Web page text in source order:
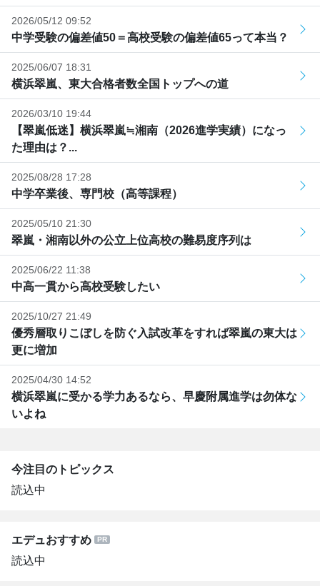
2026/05/12 09:52
中学受験の偏差値50＝高校受験の偏差値65って本当？
2025/06/07 18:31
横浜翠嵐、東大合格者数全国トップへの道
2026/03/10 19:44
【翠嵐低迷】横浜翠嵐≒湘南（2026進学実績）になっ
た理由は？...
2025/08/28 17:28
中学卒業後、専門校（高等課程）
2025/05/10 21:30
翠嵐・湘南以外の公立上位高校の難易度序列は
2025/06/22 11:38
中高一貫から高校受験したい
2025/10/27 21:49
優秀層取りこぼしを防ぐ入試改革をすれば翠嵐の東大は
更に増加
2025/04/30 14:52
横浜翠嵐に受かる学力あるなら、早慶附属進学は勿体な
いよね
今注目のトピックス
読込中
エデュおすすめ
読込中